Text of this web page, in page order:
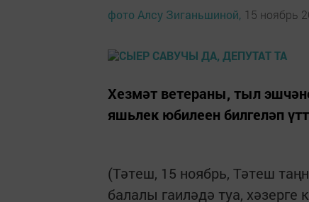
фото Алсу Зиганьшиной, 15 ноябрь
Хезмәт ветераны, тыл
яшьлек юбилеен билге­ләп
(Тәтеш, 15 ноябрь, Тәтеш
балалы гаиләдә туа, хәзерге